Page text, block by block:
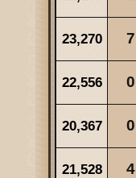
7
23,270
0
22,556
0
20,367
4
21,528